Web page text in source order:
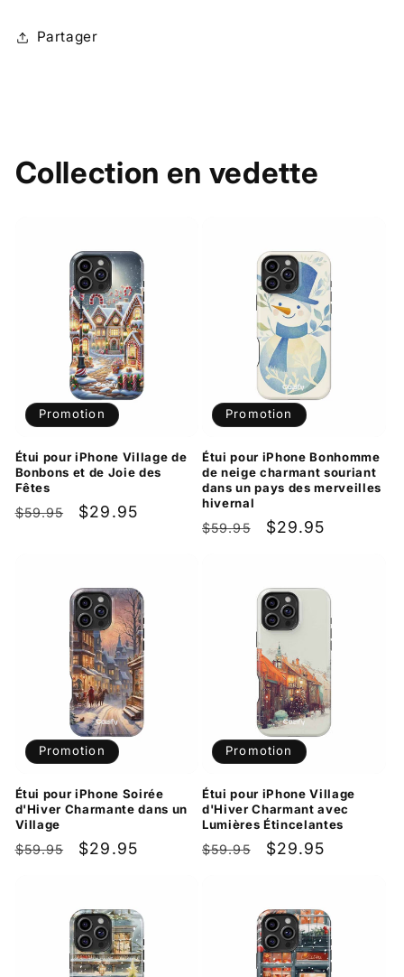
Partager
Collection en vedette
Promotion
Étui pour iPhone Village de
Bonbons et de Joie des
Fêtes
Prix
$59.95
Prix
$29.95
Promotion
Étui pour iPhone Bonhomme
de neige charmant souriant
dans un pays des merveilles
hivernal
Prix
$59.95
Prix
$29.95
Promotion
Étui pour iPhone Soirée
d'Hiver Charmante dans un
Village
Prix
$59.95
Prix
$29.95
Promotion
Étui pour iPhone Village
d'Hiver Charmant avec
Lumières Étincelantes
Prix
$59.95
Prix
$29.95